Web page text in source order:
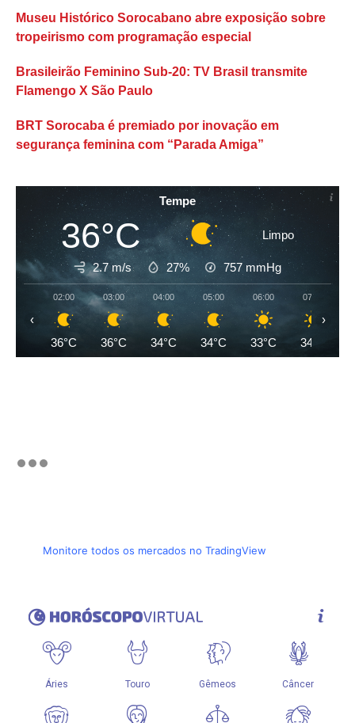
Museu Histórico Sorocabano abre exposição sobre
tropeirismo com programação especial
Brasileirão Feminino Sub-20: TV Brasil transmite
Flamengo X São Paulo
BRT Sorocaba é premiado por inovação em
segurança feminina com “Parada Amiga”
Tempe
36°C Limpo
2.7 m/s 27% 757 mmHg
02:00
36°C
03:00
36°C
04:00
34°C
05:00
34°C
06:00
33°C
07:00
34°C
‹ ›
Monitore todos os mercados no TradingView